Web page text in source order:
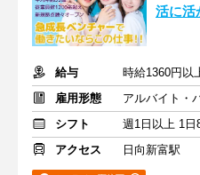
活に活
給与
時給1360円以
雇用形態
アルバイト・
シフト
週1日以上 1日
アクセス
日向新富駅